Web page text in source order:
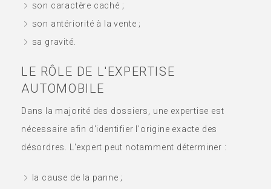
son caractère caché ;
son antériorité à la vente ;
sa gravité.
LE RÔLE DE L'EXPERTISE
AUTOMOBILE
Dans la majorité des dossiers, une expertise est
nécessaire afin d'identifier l'origine exacte des
désordres. L'expert peut notamment déterminer :
la cause de la panne ;